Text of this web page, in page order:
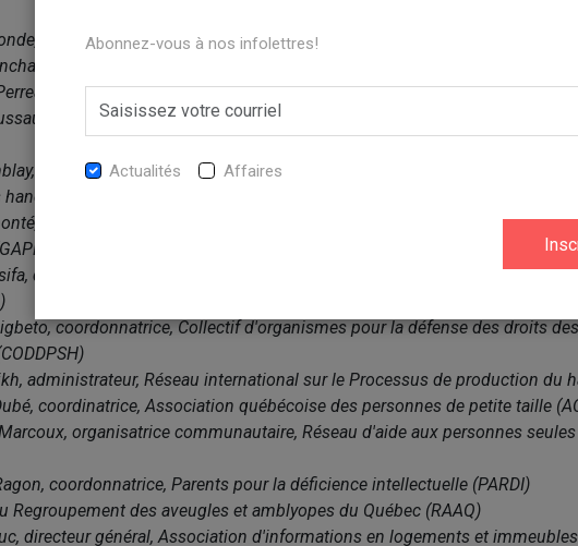
agent de défense collective des droits, Ex aequo
organisateur communautaire, Moelle épinière et mobilité Québec
Rousseau, co-coordonnatrice générale, Action femmes et handicap
directrice générale, Regroupement des aveugles et amblyopes du
responsable des enjeux, Alliance québécoise des regroupements
(AQRIPH)
directrice générale, Groupement des associations de personnes
directrice générale, Association multiethnique pour l'intégration des
coordonnatrice, Collectif d'organismes pour la défense des droits
administrateur, Réseau international sur le Processus de production du
coordinatrice, Association québécoise des personnes de petite taille
organisatrice communautaire, Réseau d'aide aux personnes
coordonnatrice, Parents pour la déficience intellectuelle (PARDI)
Regroupement des aveugles et amblyopes du Québec (RAAQ)
directeur général, Association d'informations en logements et
Abonnez-vous à nos infolettres!
Actualités Affaires